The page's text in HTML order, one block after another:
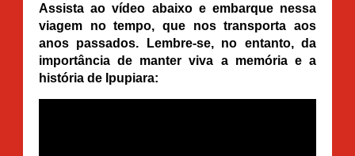
Assista ao vídeo abaixo e embarque nessa
viagem no tempo, que nos transporta aos
anos passados. Lembre-se, no entanto, da
importância de manter viva a memória e a
história de Ipupiara: